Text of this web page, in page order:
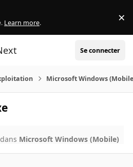
Learn more. ×
Se connecter
Microsoft Windows
dans Microsoft Windows (Mobile)